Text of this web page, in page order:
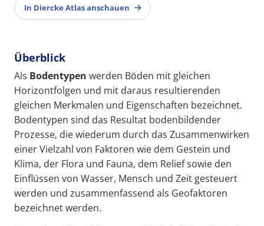
In Diercke Atlas anschauen
Überblick
Als Bodentypen werden Böden mit gleichen
Horizontfolgen und mit daraus resultierenden
gleichen Merkmalen und Eigenschaften bezeichnet.
Bodentypen sind das Resultat bodenbildender
Prozesse, die wiederum durch das Zusammenwirken
einer Vielzahl von Faktoren wie dem Gestein und
Klima, der Flora und Fauna, dem Relief sowie den
Einflüssen von Wasser, Mensch und Zeit gesteuert
werden und zusammenfassend als Geofaktoren
bezeichnet werden.